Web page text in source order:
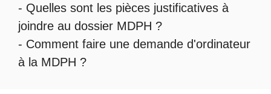
- Quelles sont les pièces justificatives à
joindre au dossier MDPH ?
- Comment faire une demande d'ordinateur
à la MDPH ?